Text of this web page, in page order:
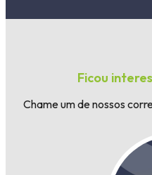
Ficou
Chame um de nossos